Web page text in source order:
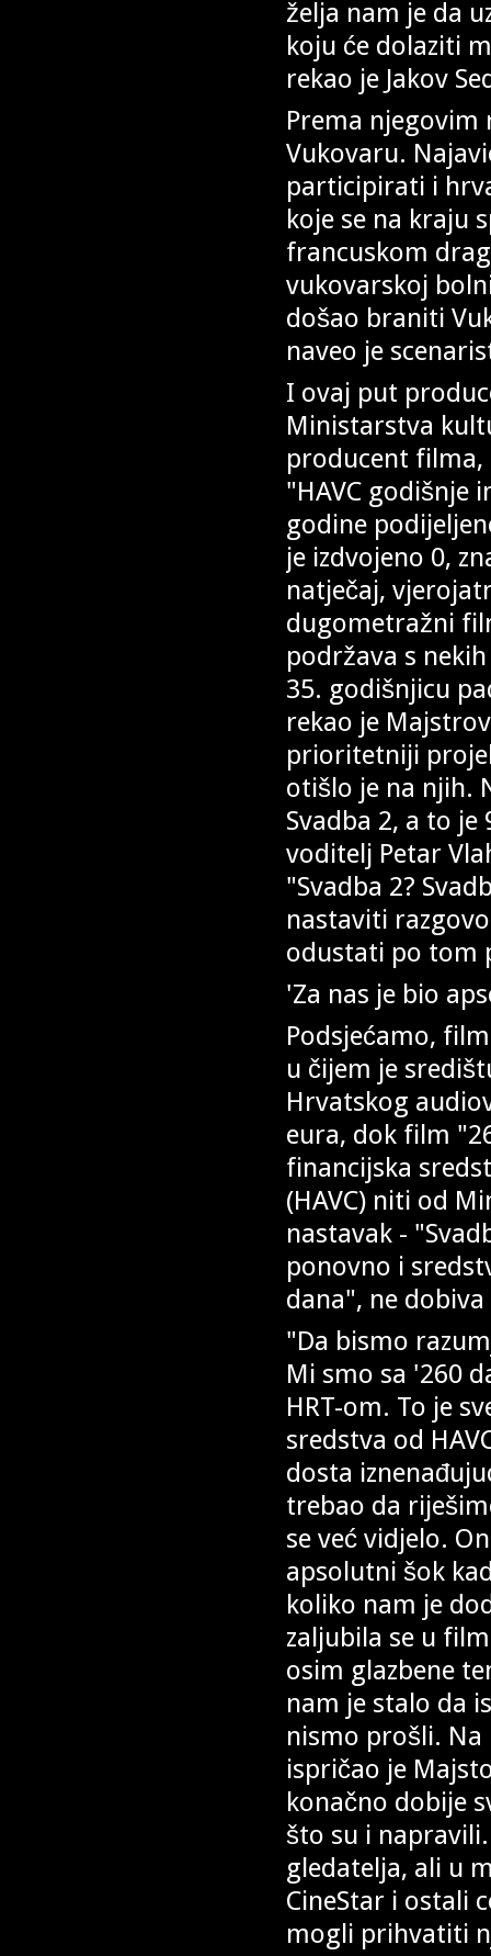
želja nam je da
koju će dolaziti
rekao je Jakov
Prema
Vukovaru.
participirati i
koje se na kraju
francuskom
vukovarskoj
došao braniti
naveo je
I ovaj put
Ministarstva
producent filma,
"HAVC godišnje
godine
je izdvojeno 0,
natječaj,
dugometražni
podržava s
35. godišnjicu
rekao je
prioritetniji
otišlo je na njih.
Svadba 2, a to
voditelj Petar
"Svadba 2?
nastaviti
odustati po tom
'Za nas je bio
Podsjećamo,
u čijem je
Hrvatskog
eura, dok film
financijska
(HAVC) niti od
nastavak -
ponovno i
dana", ne
"Da bismo
Mi smo sa '260
HRT-om. To je
sredstva od
dosta
trebao da
se već vidjelo.
apsolutni šok
koliko nam je
zaljubila se u
osim glazbene
nam je stalo da
nismo prošli.
ispričao je
konačno dobije
što su i
gledatelja, ali u
CineStar i ostali
mogli prihvatiti